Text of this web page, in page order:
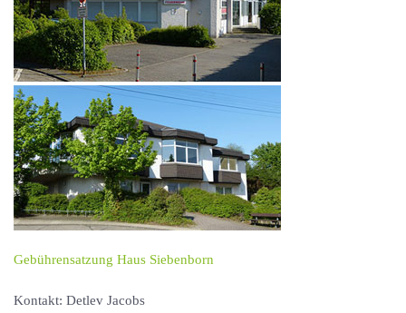
Gebührensatzung Haus Siebenborn
Kontakt: Detlev Jacobs